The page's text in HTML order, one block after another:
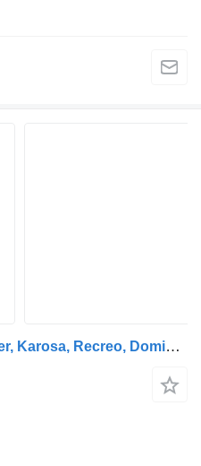
Irisbus Access, Evadys, Axer, Karosa, Recreo, Domino, Agora, Citelis, Eurorider (1999-) otobüs için Irisbus EURORIDER (01.01-) 504037331